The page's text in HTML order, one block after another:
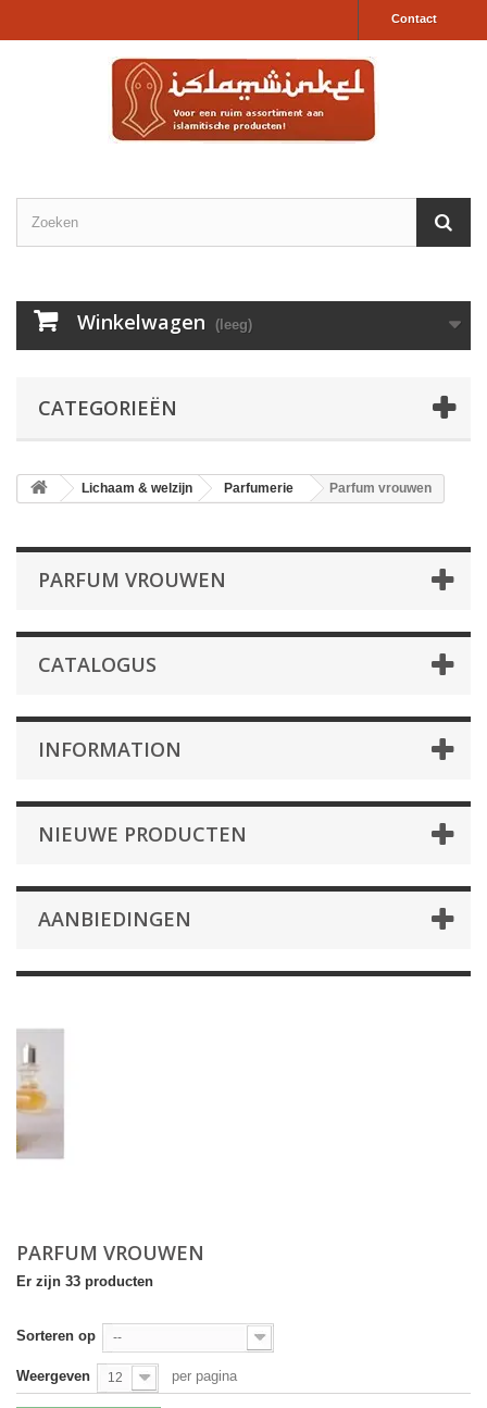
Contact
Winkelwagen (leeg)
CATEGORIEËN
Lichaam & welzijn Parfumerie Parfum vrouwen
PARFUM VROUWEN
CATALOGUS
INFORMATION
NIEUWE PRODUCTEN
AANBIEDINGEN
PARFUM VROUWEN
Er zijn 33 producten
Sorteren op --
Weergeven 12 per pagina